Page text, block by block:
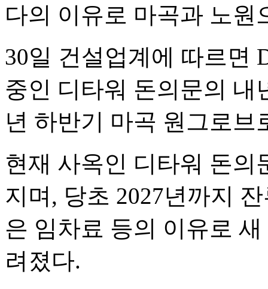
다의 이유로 마곡과 노원
30일 건설업계에 따르면
중인 디타워 돈의문의 내
년 하반기 마곡 원그로브
현재 사옥인 디타워 돈의
지며, 당초 2027년까지
은 임차료 등의 이유로
려졌다.